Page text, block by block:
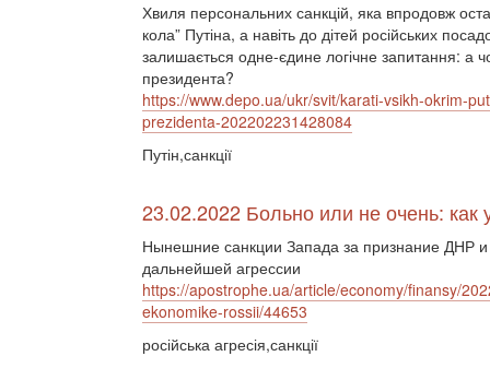
Хвиля персональних санкцій, яка впродовж
кола” Путіна, а навіть до дітей російських
залишається одне-єдине логічне запитання: а
президента?
https://www.depo.ua/ukr/svit/karati-vsikh-okrim-
prezidenta-202202231428084
Путін,санкції
23.02.2022 Больно или не очень: как
Нынешние санкции Запада за признание ДНР
дальнейшей агрессии
https://apostrophe.ua/article/economy/finansy/
ekonomike-rossii/44653
російська агресія,санкції